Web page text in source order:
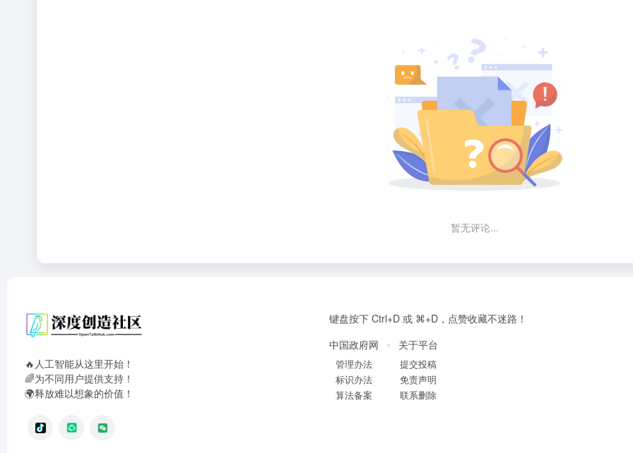
暂无评论...
🔥人工智能从这里开始！
🌈为不同用户提供支持！
🌍释放难以想象的价值！
键盘按下 Ctrl+D 或 ⌘+D，点赞收藏不迷路！
中国政府网
管理办法
标识办法
算法备案
关于平台
提交投稿
免责声明
联系删除